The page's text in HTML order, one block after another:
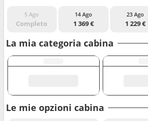
5 Ago
Completo
14 Ago
1 369 €
23 Ago
1 229 €
La mia categoria cabina
Le mie opzioni cabina